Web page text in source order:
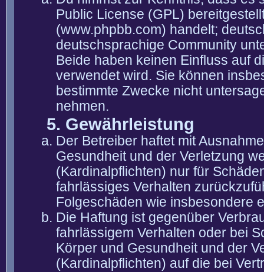
Public License (GPL)
(www.phpbb.com) handelt;
deutschsprachige Community
Beide haben keinen Einfluss auf
verwendet wird. Sie können
bestimmte Zwecke nicht
nehmen.
5. Gewährleistung
Der Betreiber haftet mit
Gesundheit und der Verletzung
(Kardinalpflichten) nur für
fahrlässiges Verhalten
Folgeschäden wie insbesondere
Die Haftung ist gegenüber
fahrlässigem Verhalten oder bei
Körper und Gesundheit und der
(Kardinalpflichten) auf die bei